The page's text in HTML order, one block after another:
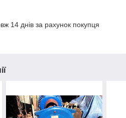
14 днів за рахунок покупця